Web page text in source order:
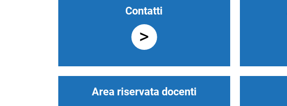
Contatti
Area riservata docenti